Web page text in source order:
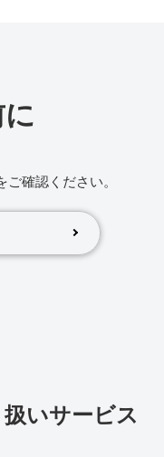
確認ください。
いサービス